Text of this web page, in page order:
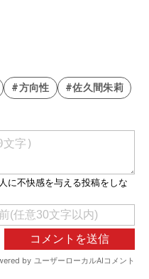
#方向性 #佐久間朱莉